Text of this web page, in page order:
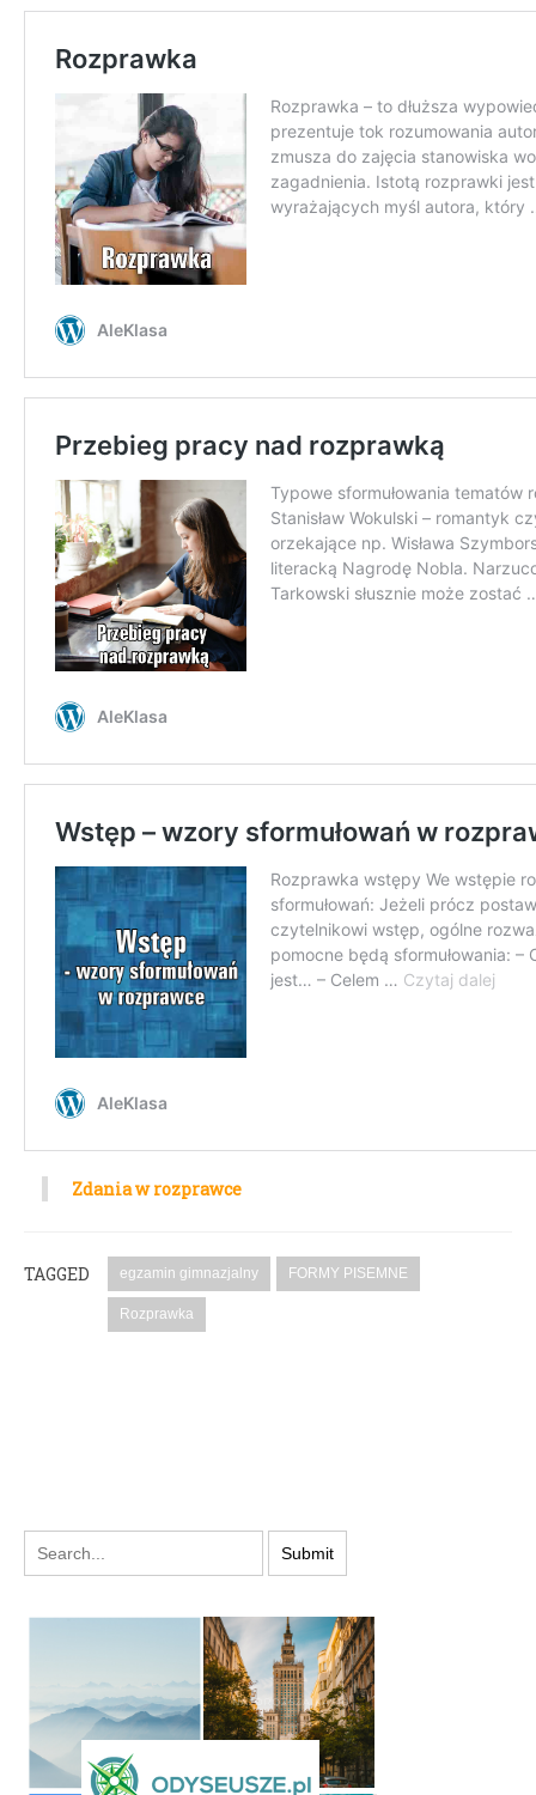
Zdania w rozprawce
TAGGED egzamin gimnazjalny FORMY PISEMNE
Rozprawka